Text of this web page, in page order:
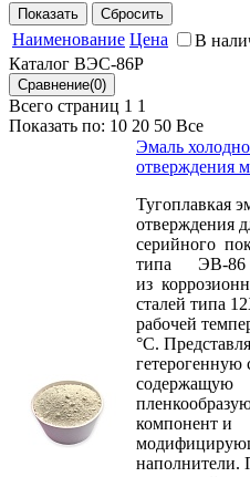
Оперативное
восстановление
работоспособности
широкой номенклатуры
деталей из
коррозионностойких
сталей типа 12Х18Н10Т,
эмалированных
серийным покрытием
Наименование Цена
В
Каталог ВЭС-86Р
Всего страниц 1 1
Показать по: 10 20 50 Все
Эмаль
отверждения
Тугоплавкая
отверждения
серийного
типа ЭВ-86
из
сталей типа
рабочей
°С.
гетерогенную
содержащую
компонент и
наполнители.